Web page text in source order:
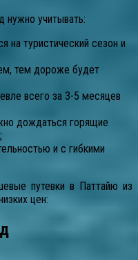
нужно учитывать:
на туристический сезон и
тем дороже будет
всего за 3-5 месяцев
дождаться горящие
и с гибкими
путевки в Паттайю из
цен: